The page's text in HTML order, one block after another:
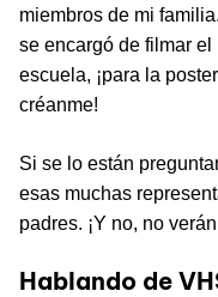
miembros de mi
se encargó de filmar
escuela, ¡para la
créanme!
Si se lo están
esas muchas
padres. ¡Y no, no
Hablando de